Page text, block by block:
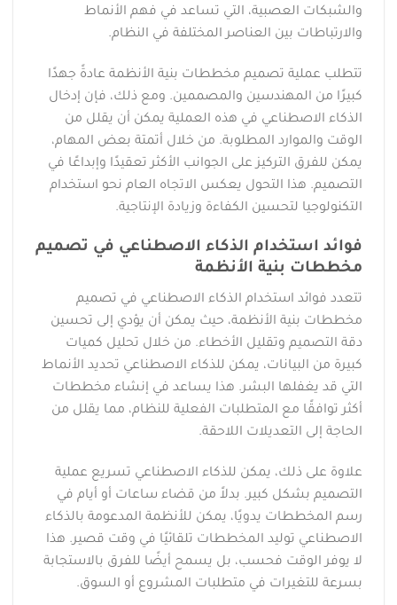
والشبكات العصبية، التي تساعد في فهم الأنماط
والارتباطات بين العناصر المختلفة في النظام.
تتطلب عملية تصميم مخططات بنية الأنظمة عادةً جهدًا
كبيرًا من المهندسين والمصممين. ومع ذلك، فإن إدخال
الذكاء الاصطناعي في هذه العملية يمكن أن يقلل من
الوقت والموارد المطلوبة. من خلال أتمتة بعض المهام،
يمكن للفرق التركيز على الجوانب الأكثر تعقيدًا وإبداعًا في
التصميم. هذا التحول يعكس الاتجاه العام نحو استخدام
التكنولوجيا لتحسين الكفاءة وزيادة الإنتاجية.
فوائد استخدام الذكاء الاصطناعي في تصميم
مخططات بنية الأنظمة
تتعدد فوائد استخدام الذكاء الاصطناعي في تصميم
مخططات بنية الأنظمة، حيث يمكن أن يؤدي إلى تحسين
دقة التصميم وتقليل الأخطاء. من خلال تحليل كميات
كبيرة من البيانات، يمكن للذكاء الاصطناعي تحديد الأنماط
التي قد يغفلها البشر. هذا يساعد في إنشاء مخططات
أكثر توافقًا مع المتطلبات الفعلية للنظام، مما يقلل من
الحاجة إلى التعديلات اللاحقة.
علاوة على ذلك، يمكن للذكاء الاصطناعي تسريع عملية
التصميم بشكل كبير. بدلاً من قضاء ساعات أو أيام في
رسم المخططات يدويًا، يمكن للأنظمة المدعومة بالذكاء
الاصطناعي توليد المخططات تلقائيًا في وقت قصير. هذا
لا يوفر الوقت فحسب، بل يسمح أيضًا للفرق بالاستجابة
بسرعة للتغيرات في متطلبات المشروع أو السوق.